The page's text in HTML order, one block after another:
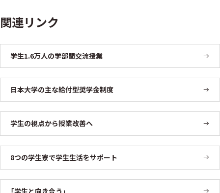
関連リンク
学生1.6万人の学部間交流授業
日本大学の主な給付型奨学金制度
学生の視点から授業改善へ
8つの学生寮で学生生活をサポート
「学生と向き合う」